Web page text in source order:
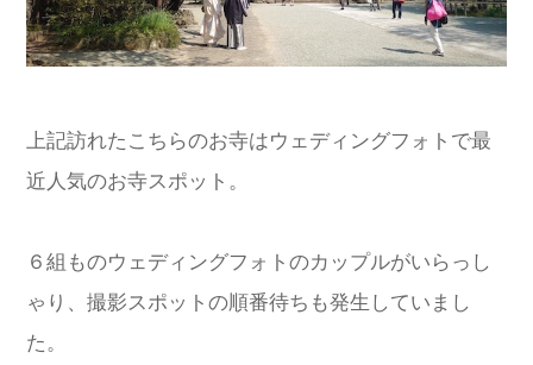
上記訪れたこちらのお寺はウェディングフォトで最
近人気のお寺スポット。
６組ものウェディングフォトのカップルがいらっし
ゃり、撮影スポットの順番待ちも発生していまし
た。